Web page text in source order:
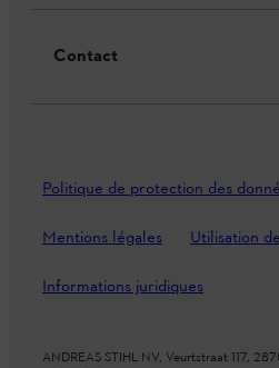
Contact
Politique de protection des
Mentions légales Utilisation
Informations juridiques
ANDREAS STIHL NV, Veurtstraat 117,